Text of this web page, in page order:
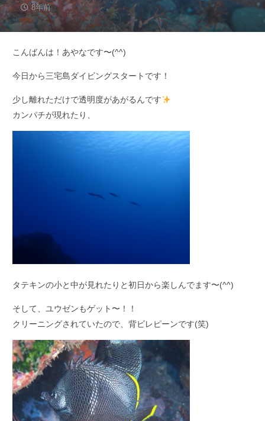
8年前
こんばんは！あやなです〜(^^)
今日から三宅島ダイビングスタートです！
少し離れただけで透明度があがるんです
カンパチが現れたり、
タテキンの小と中が見れたりと初日から楽しんでます〜(^^)
そして、ユウゼンもゲット〜！！
クリーニングされていたので、背ビレピーンです(笑)